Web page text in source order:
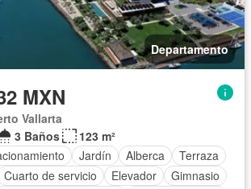
Departamento
MXN
Vallarta
3 Baños
123 m²
Jardín Alberca
Terraza
Cuarto de servicio Elevador
Gimnasio